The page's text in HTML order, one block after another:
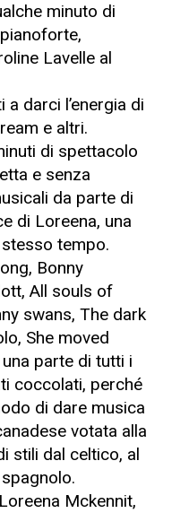
minuto di
Lavelle al
darci l’energia di
e altri.
di spettacolo
e senza
da parte di
di Loreena, una
tempo.
Bonny
All souls of
swans, The dark
She moved
parte di tutti i
coccolati, perché
di dare musica
votata alla
stili dal celtico, al
Mckennit,